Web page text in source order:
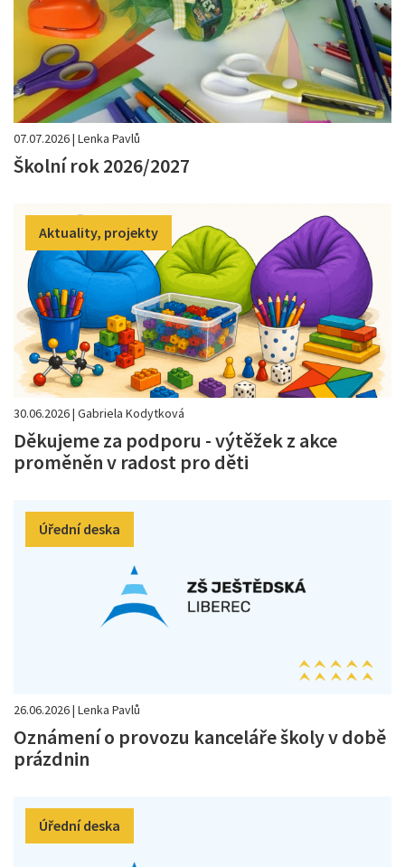
07.07.2026 | Lenka Pavlů
Školní rok 2026/2027
Aktuality, projekty
30.06.2026 | Gabriela Kodytková
Děkujeme za podporu - výtěžek z akce
proměněn v radost pro děti
Úřední deska
26.06.2026 | Lenka Pavlů
Oznámení o provozu kanceláře školy v době
prázdnin
Úřední deska